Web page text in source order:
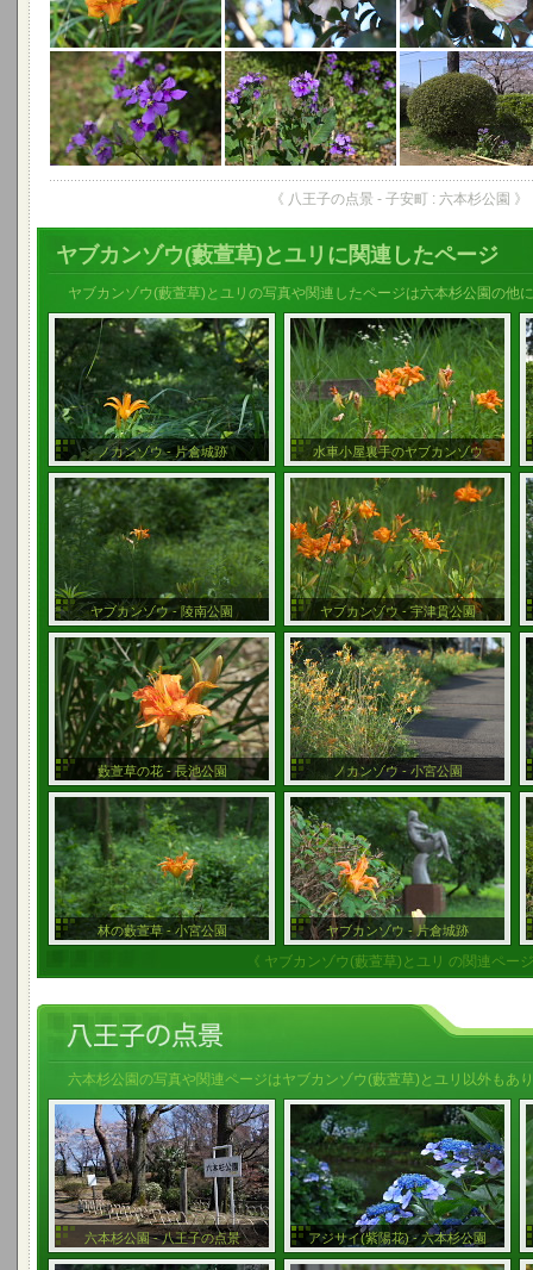
《 八王子の点景 - 子安町 : 六本杉公園 》
ヤブカンゾウ(藪萱草)とユリに関連したページ
ヤブカンゾウ(藪萱草)とユリの写真や関連したページは六本杉公園の他
ノカンゾウ - 片倉城跡 水車小屋裏手のヤブカンゾウ
ヤブカンゾウ - 陵南公園 ヤブカンゾウ - 宇津貫公園
藪萱草の花 - 長池公園 ノカンゾウ - 小宮公園
林の藪萱草 - 小宮公園 ヤブカンゾウ - 片倉城跡
《 ヤブカンゾウ(藪萱草)とユリ の関連ペー
六本杉公園の写真や関連ページはヤブカンゾウ(藪萱草)とユリ以外もあ
六本杉公園 - 八王子の点景 アジサイ(紫陽花) - 六本杉公園